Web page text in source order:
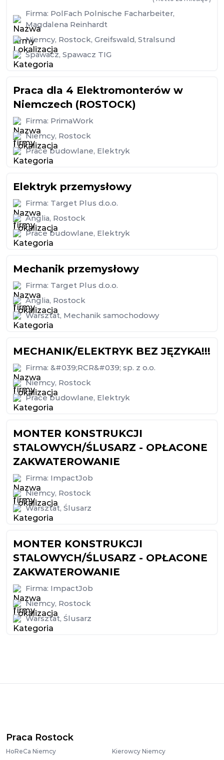
Firma: PolFach Polnische Facharbeiter,
Magdalena Reinhardt
Niemcy, Rostock, Greifswald, Stralsund
Spawacz, Spawacz TIG
Praca dla 4 Elektromonterów w
Niemczech (ROSTOCK)
Firma: PrimaWork
Niemcy, Rostock
Prace budowlane, Elektryk
Elektryk przemysłowy
Firma: Target Plus d.o.o.
Anglia, Rostock
Prace budowlane, Elektryk
Mechanik przemysłowy
Firma: Target Plus d.o.o.
Anglia, Rostock
Warsztat, Mechanik samochodowy
MECHANIK/ELEKTRYK BEZ JĘZYKA!!!
Firma: &#039;RCR&#039; sp. z o.o.
Niemcy, Rostock
Prace budowlane, Elektryk
MONTER KONSTRUKCJI
STALOWYCH/ŚLUSARZ - OPŁACONE
ZAKWATEROWANIE
Firma: ImpactJob
Niemcy, Rostock
Warsztat, Ślusarz
MONTER KONSTRUKCJI
STALOWYCH/ŚLUSARZ - OPŁACONE
ZAKWATEROWANIE
Firma: ImpactJob
Niemcy, Rostock
Warsztat, Ślusarz
Praca Rostock
HoReCa Niemcy
Kierowcy Niemcy